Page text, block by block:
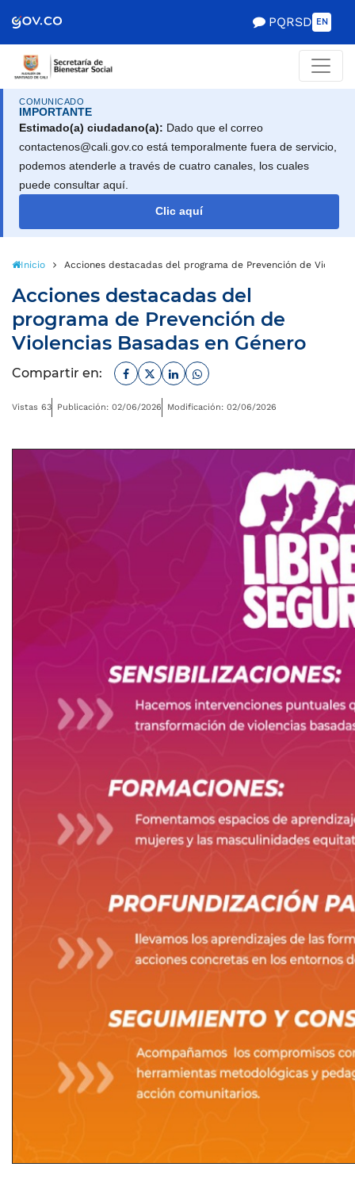
de Gobierno
PQRSD EN
COMUNICADO
IMPORTANTE
Estimado(a) ciudadano(a): Dado que el correo
contactenos@cali.gov.co está temporalmente fuera de servicio,
podemos atenderle a través de cuatro canales, los cuales
puede consultar aquí.
Clic aquí
Inicio Acciones destacadas del programa de Prevención de
Acciones destacadas del
programa de Prevención de
Violencias Basadas en Género
Compartir en: Facebook
TwitterLinkedinWhatsapp
Vistas 63 Publicación: 02/06/2026 Modificación: 02/06/2026